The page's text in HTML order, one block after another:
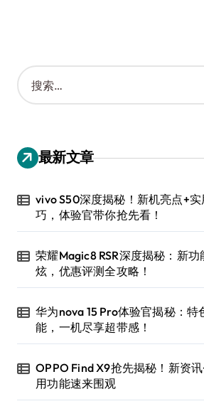
搜
索
：
最新文章
vivo S50深度揭秘！新机亮点+实
巧，体验官带你抢先看！
荣耀Magic8 RSR深度揭秘：新功
炫，优惠评测全攻略！
华为nova 15 Pro体验官揭秘：特
能，一机尽享超带感！
OPPO Find X9抢先揭秘！新资
用功能速来围观